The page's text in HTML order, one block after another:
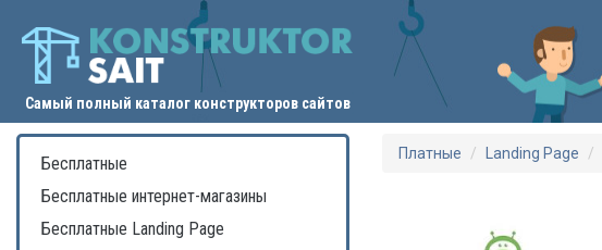
Самый полный каталог конструкторов сайтов
Бесплатные
Бесплатные интернет-магазины
Бесплатные Landing Page
Платные Landing Page